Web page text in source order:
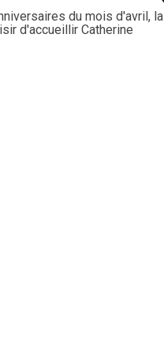
du mois d'avril, la
d'accueillir Catherine